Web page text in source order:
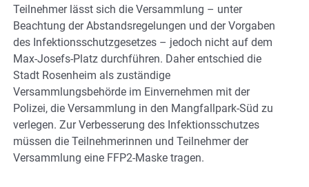
Teilnehmer lässt sich die Versammlung – unter
Beachtung der Abstandsregelungen und der Vorgaben
des Infektionsschutzgesetzes – jedoch nicht auf dem
Max-Josefs-Platz durchführen. Daher entschied die
Stadt Rosenheim als zuständige
Versammlungsbehörde im Einvernehmen mit der
Polizei, die Versammlung in den Mangfallpark-Süd zu
verlegen. Zur Verbesserung des Infektionsschutzes
müssen die Teilnehmerinnen und Teilnehmer der
Versammlung eine FFP2-Maske tragen.